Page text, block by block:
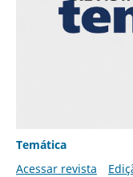
Temática
Acessar revista